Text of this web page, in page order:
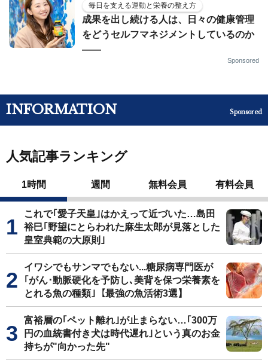
毎日を支える運動と栄養の整え方
成果を出し続ける人は、日々の健康管理
をどうセルフマネジメントしているのか
——
Sponsored
INFORMATION Sponsored
人気記事ランキング
1時間 週間 無料会員 有料会員
これで｢愛子天皇｣はかえって近づいた…島田
裕巳｢野望にとらわれた麻生太郎が見落とした
皇室典範の大原則｣
イワシでもサンマでもない...糖尿病専門医が
｢がん･動脈硬化を予防し､美背を保つ栄養素を
とれる魚の種類｣【最強の魚活術3選】
富裕層の｢ペット離れ｣が止まらない…｢300万
円の血統書付き犬は時代遅れ｣という真のお金
持ちが"向かった先"